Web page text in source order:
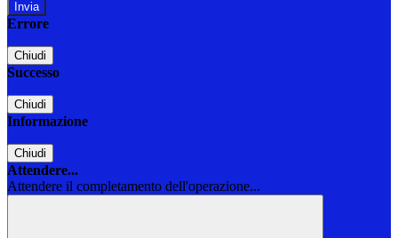
Errore
Chiudi
Successo
Chiudi
Informazione
Chiudi
Attendere...
Attendere il completamento dell'operazione...